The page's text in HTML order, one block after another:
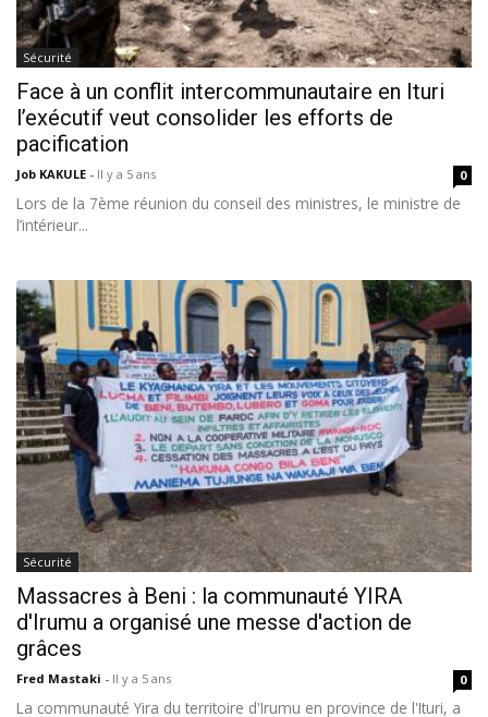
Sécurité
Face à un conflit intercommunautaire en Ituri
l’exécutif veut consolider les efforts de
pacification
Job KAKULE - Il y a 5 ans 0
Lors de la 7ème réunion du conseil des ministres, le ministre de
l’intérieur...
Sécurité
Massacres à Beni : la communauté YIRA
d'Irumu a organisé une messe d'action de
grâces
Fred Mastaki - Il y a 5 ans 0
La communauté Yira du territoire d'Irumu en province de l'Ituri, a